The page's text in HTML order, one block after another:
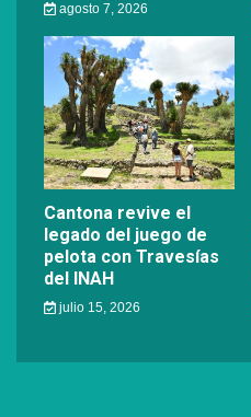
agosto 7, 2026
Cantona revive el
legado del juego de
pelota con Travesías
del INAH
julio 15, 2026